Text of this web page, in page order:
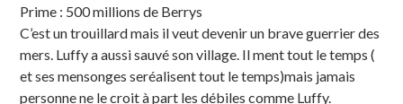
Prime : 500 millions de Berrys
C’est un trouillard mais il veut devenir un brave guerrier des
mers. Luffy a aussi sauvé son village. Il ment tout le temps (
et ses mensonges seréalisent tout le temps)mais jamais
personne ne le croit à part les débiles comme Luffy.